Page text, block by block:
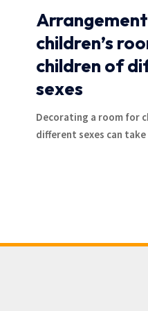
children’s
children of
sexes
Decorating a room for
different sexes can